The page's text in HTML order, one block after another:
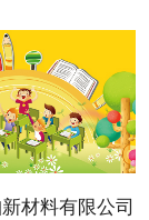
材料有限公司